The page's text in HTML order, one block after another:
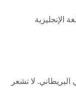
اللغة الإنجليزية
لا تشعر